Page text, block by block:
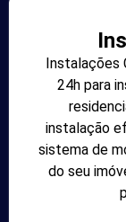
Instalações
24h para
instalação
sistema de
do seu